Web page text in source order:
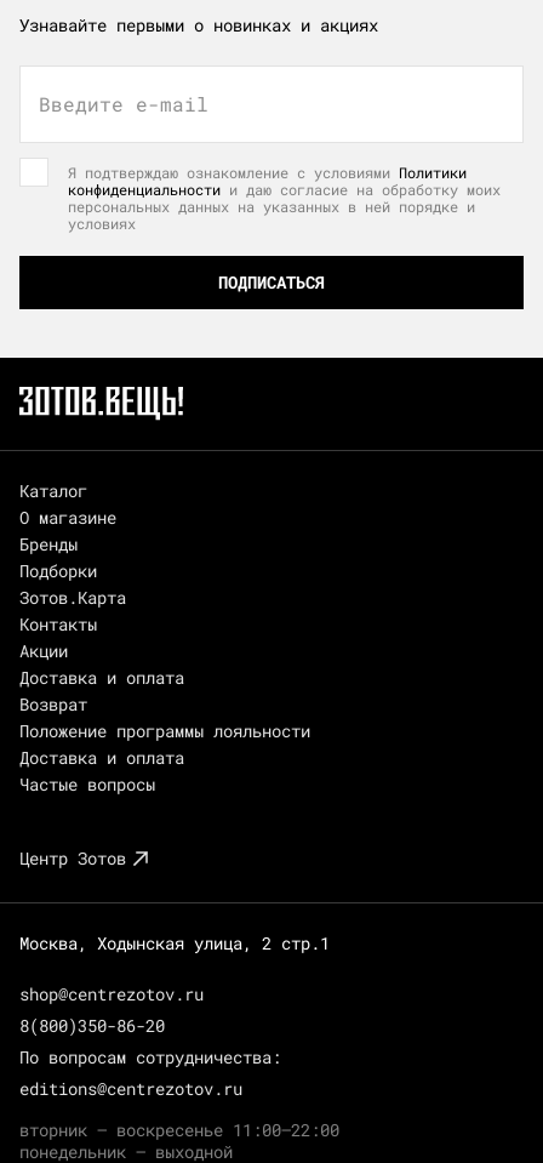
Узнавайте первыми о новинках и акциях
Введите e-mail
Я подтверждаю ознакомление с условиями Политики
конфиденциальности и даю согласие на обработку моих
персональных данных на указанных в ней порядке и
условиях
ПОДПИСАТЬСЯ
Каталог
О магазине
Бренды
Подборки
Зотов.Карта
Контакты
Акции
Доставка и оплата
Возврат
Положение программы лояльности
Доставка и оплата
Частые вопросы
Центр Зотов
Москва, Ходынская улица, 2 стр.1
shop@centrezotov.ru
8(800)350-86-20
По вопросам сотрудничества:
editions@centrezotov.ru
вторник — воскресенье 11:00–22:00
понедельник — выходной